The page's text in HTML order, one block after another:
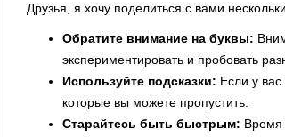
Друзья, я хочу поделиться с вами
Обратите внимание на буквы:
экспериментировать и пробовать
Используйте подсказки: Если у вас
которые вы можете пропустить.
Старайтесь быть быстрым: Время